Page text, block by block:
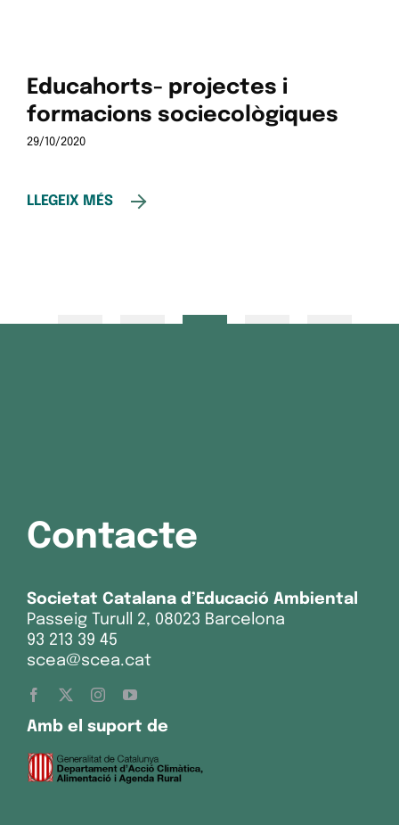
Educahorts- projectes i
formacions sociecològiques
29/10/2020
LLEGEIX MÉS
Contacte
Societat Catalana d’Educació Ambiental
Passeig Turull 2, 08023 Barcelona
93 213 39 45
scea@scea.cat
Amb el suport de